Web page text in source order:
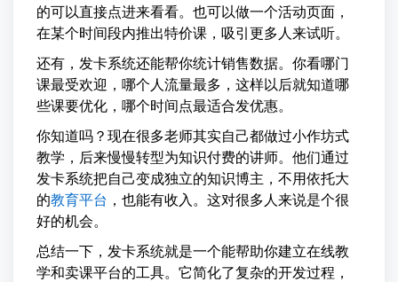
的可以直接点进来看看。也可以做一个活动页面，
在某个时间段内推出特价课，吸引更多人来试听。
还有，发卡系统还能帮你统计销售数据。你看哪门
课最受欢迎，哪个人流量最多，这样以后就知道哪
些课要优化，哪个时间点最适合发优惠。
你知道吗？现在很多老师其实自己都做过小作坊式
教学，后来慢慢转型为知识付费的讲师。他们通过
发卡系统把自己变成独立的知识博主，不用依托大
的教育平台 ，也能有收入。这对很多人来说是个很
好的机会。
总结一下，发卡系统就是一个能帮助你建立在线教
学和卖课平台的工具。它简化了复杂的开发过程，